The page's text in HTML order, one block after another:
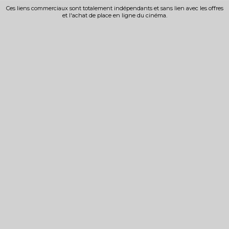
Ces liens commerciaux sont totalement indépendants et sans lien avec les offres
et l'achat de place en ligne du cinéma.